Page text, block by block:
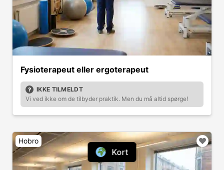
Kort
Fysioterapeut eller ergoterapeut
IKKE TILMELDT
Vi ved ikke om de tilbyder praktik. Men du må altid spørge!
Hobro